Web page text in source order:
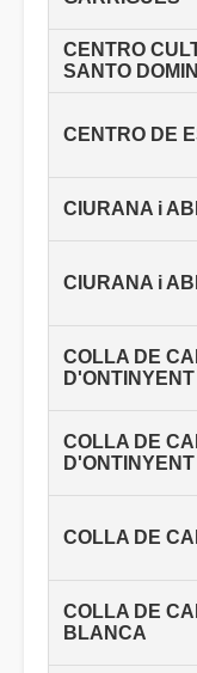
CENTRO
SANTO
CENTRO DE
CIURANA i
CIURANA i
COLLA DE
D'ONTINYENT
COLLA DE
D'ONTINYENT
COLLA DE
COLLA DE
BLANCA